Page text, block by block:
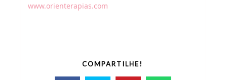
www.orienterapias.com
COMPARTILHE!